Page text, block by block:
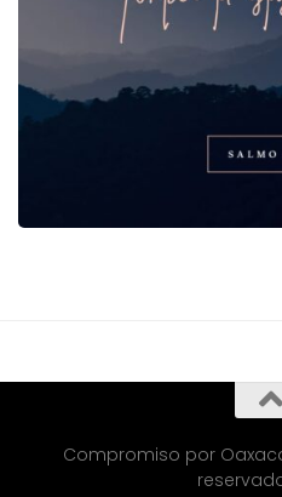
Compromiso por